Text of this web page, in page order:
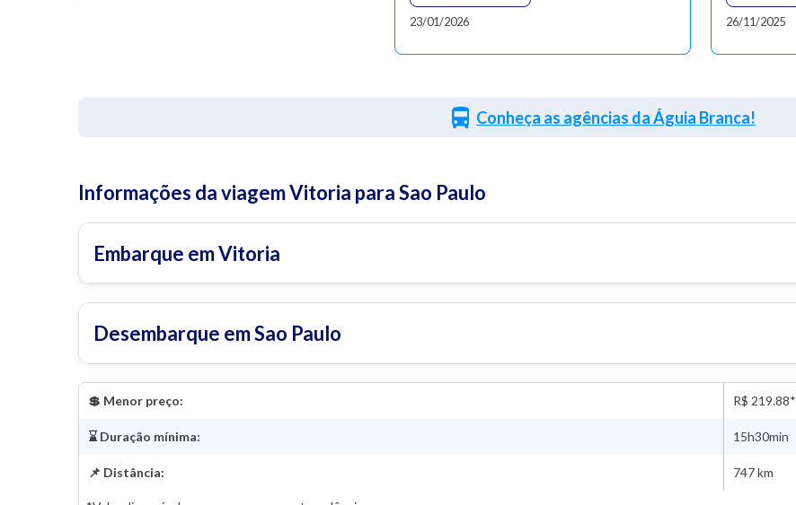
23/01/2026 26/11/2025
Conheça as agências da Águia Branca!
Informações da viagem Vitoria para Sao Paulo
Embarque em Vitoria
Desembarque em Sao Paulo
💲 Menor preço: R$ 219.88*
⌛ Duração mínima: 15h30min
📌 Distância: 747 km